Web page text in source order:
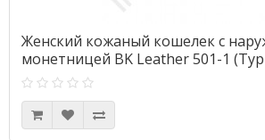
Женский кожаный кошелек с
монетницей BK Leather 501-1
флотар